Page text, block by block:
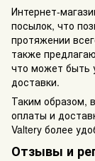
Интернет-
посылок, что
протяжении
также
что может быть
доставки.
Таким образом,
оплаты и
Valtery более
Отзывы и